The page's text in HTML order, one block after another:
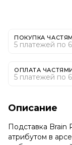
ПОКУПКА
5 платежей по
ОПЛАТА
5 платежей по
Описание
Подставка Brain
атрибутом в